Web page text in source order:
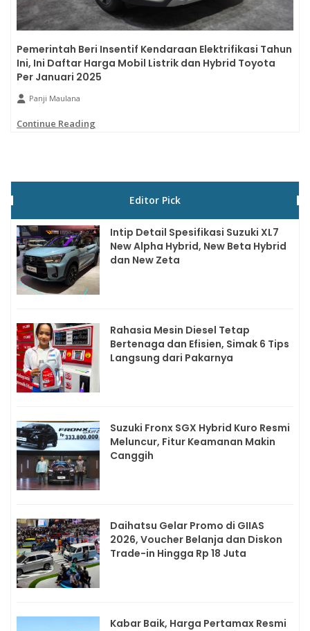
Pemerintah Beri Insentif Kendaraan Elektrifikasi Tahun
Ini, Ini Daftar Harga Mobil Listrik dan Hybrid Toyota
Per Januari 2025
Panji Maulana
Continue Reading
Editor Pick
Intip Detail Spesifikasi Suzuki XL7
New Alpha Hybrid, New Beta Hybrid
dan New Zeta
Rahasia Mesin Diesel Tetap
Bertenaga dan Efisien, Simak 6 Tips
Langsung dari Pakarnya
Suzuki Fronx SGX Hybrid Kuro Resmi
Meluncur, Fitur Keamanan Makin
Canggih
Daihatsu Gelar Promo di GIIAS
2026, Voucher Belanja dan Diskon
Trade-in Hingga Rp 18 Juta
Kabar Baik, Harga Pertamax Resmi